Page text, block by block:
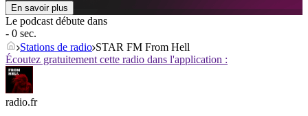
En savoir plus
Le podcast débute dans
- 0 sec.
Stations de radio STAR FM From Hell
Écoutez gratuitement cette radio dans l'application :
radio.fr